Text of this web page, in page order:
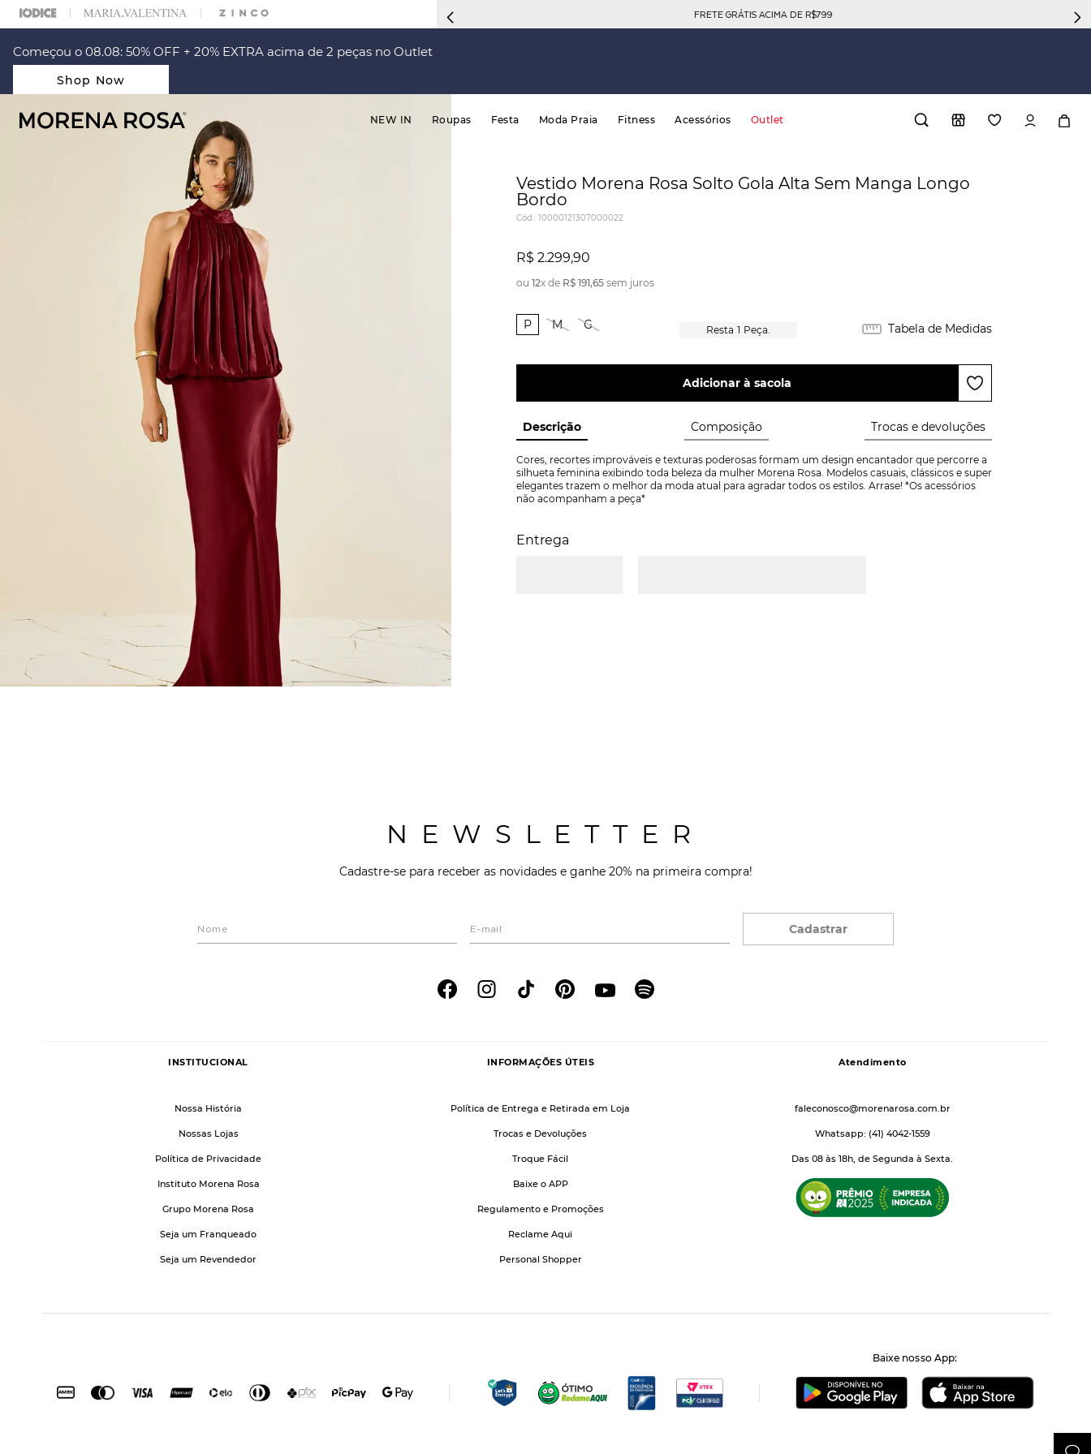
ESCOLHER SEU LOOK?FALE COM NOSSA PERSONAL SHOPPER. FRETE GRÁTIS ACIMA DE R$799
Começou o 08.08: 50% OFF + 20% EXTRA acima de 2 peças no Outlet
Shop Now
NEW IN Roupas Festa Moda Praia Fitness Acessórios Outlet
Vestido Morena Rosa Solto Gola Alta Sem Manga Longo
Bordo
Cód.: 10000121307000022
R$ 2.299,90
ou 12x de R$ 191,65 sem juros
P M G 1 Peça. Tabela de Medidas
Adicionar à sacola
Descrição Composição Trocas e devoluções
Cores, recortes improváveis e texturas poderosas formam um design encantador que percorre a
silhueta feminina exibindo toda beleza da mulher Morena Rosa. Modelos casuais, clássicos e super
elegantes trazem o melhor da moda atual para agradar todos os estilos. Arrase! *Os acessórios
não acompanham a peça*
Entrega
NEWSLETTER
Cadastre-se para receber as novidades e ganhe 20% na primeira compra!
Cadastrar
INSTITUCIONAL
Nossa História
Nossas Lojas
Política de Privacidade
Instituto Morena Rosa
Grupo Morena Rosa
Seja um Franqueado
Seja um Revendedor
INFORMAÇÕES ÚTEIS
Política de Entrega e Retirada em Loja
Trocas e Devoluções
Troque Fácil
Baixe o APP
Regulamento e Promoções
Reclame Aqui
Personal Shopper
Atendimento
faleconosco@morenarosa.com.br
Whatsapp: (41) 4042-1559
Das 08 às 18h, de Segunda à Sexta.
Baixe nosso App: